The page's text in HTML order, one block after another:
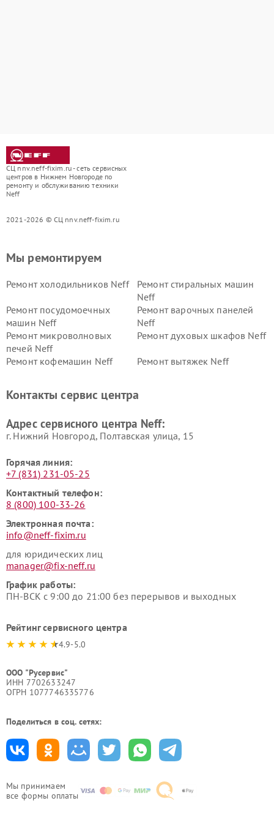
СЦ nnv.neff-fixim.ru - сеть сервисных
центров в Нижнем Новгороде по
ремонту и обслуживанию техники
Neff
2021-2026 © СЦ nnv.neff-fixim.ru
Мы принимаем
все формы оплаты
Мы ремонтируем
Ремонт холодильников Neff
Ремонт стиральных машин
Neff
Ремонт посудомоечных
машин Neff
Ремонт варочных панелей
Neff
Ремонт микроволновых
печей Neff
Ремонт духовых шкафов Neff
Ремонт кофемашин Neff Ремонт вытяжек Neff
Контакты сервис центра
Адрес сервисного центра Neff:
г. Нижний Новгород, Полтавская улица, 15
Горячая линия:
+7 (831) 231-05-25
Контактный телефон:
8 (800) 100-33-26
Электронная почта:
info@neff-fixim.ru
для юридических лиц
manager@fix-neff.ru
График работы:
ПН-ВСК с 9:00 до 21:00 без перерывов и выходных
Рейтинг сервисного центра
4.9-5.0
ООО "Русервис"
ИНН 7702633247
ОГРН 1077746335776
Поделиться в соц. сетях: